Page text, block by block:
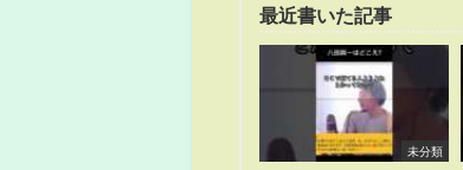
最近書いた記事
未分類